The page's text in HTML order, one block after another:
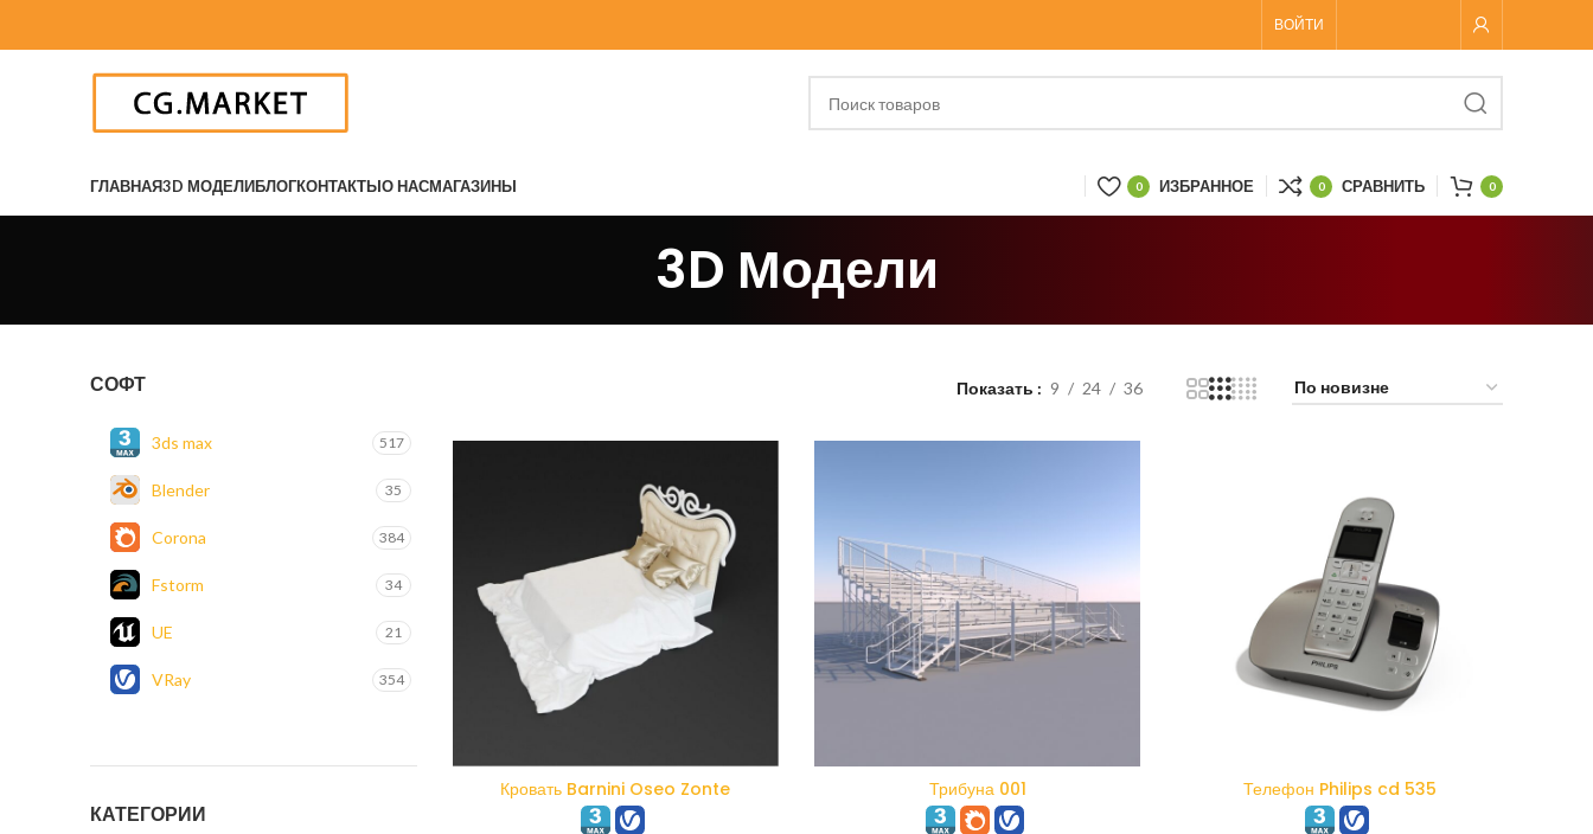
ВОЙТИ
ГЛАВНАЯ3D МОДЕЛИБЛОГКОНТАКТЫО НАСМАГАЗИНЫ 0 ИЗБРАННОЕ 0 СРАВНИТЬ 0
3D Модели
СОФТ
3ds max 517
Blender 35
Corona 384
Fstorm 34
UE 21
VRay 354
КАТЕГОРИИ
Показать 9 24 36
В КОРЗИНУ
Кровать Barnini Oseo Zonte В КОРЗИНУ
Трибуна 001 В КОРЗИНУ
Телефон Philips cd 535